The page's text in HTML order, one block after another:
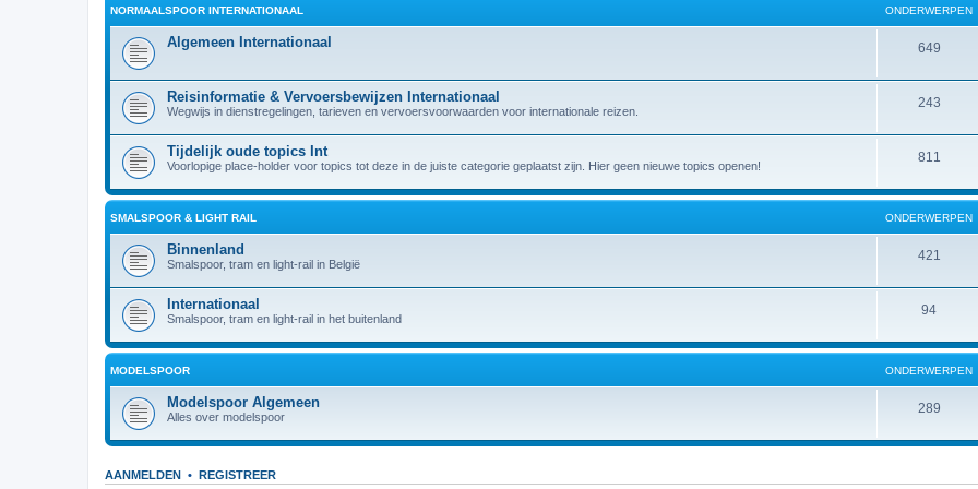
NORMAALSPOOR INTERNATIONAAL ONDERWERPEN
Algemeen Internationaal 649
Reisinformatie & Vervoersbewijzen Internationaal
Wegwijs in dienstregelingen, tarieven en vervoersvoorwaarden voor internationale reizen.
243
Tijdelijk oude topics Int
Voorlopige place-holder voor topics tot deze in de juiste categorie geplaatst zijn. Hier geen nieuwe topics openen!
811
SMALSPOOR & LIGHT RAIL ONDERWERPEN
Binnenland
Smalspoor, tram en light-rail in België
421
Internationaal
Smalspoor, tram en light-rail in het buitenland
94
MODELSPOOR ONDERWERPEN
Modelspoor Algemeen
Alles over modelspoor
289
AANMELDEN • REGISTREER